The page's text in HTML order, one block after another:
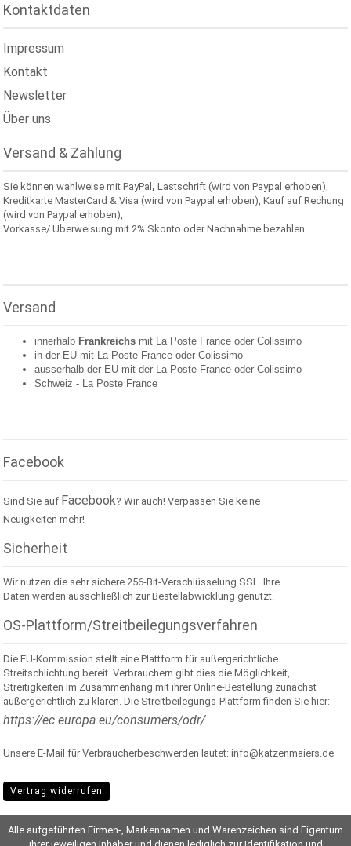
Kontaktdaten
Impressum
Kontakt
Newsletter
Über uns
Versand & Zahlung
Sie können wahlweise mit PayPal,Lastschrift (wird von Paypal erhoben),
Kreditkarte MasterCard & Visa (wird von Paypal erhoben), Kauf auf Rechung
(wird von Paypal erhoben),
Vorkasse/ Überweisung mit 2% Skonto oder Nachnahme bezahlen.
Versand
innerhalb Frankreichs mit La Poste France oderColissimo
in der EU mit La Poste France oderColissimo
ausserhalb der EU mit der La Poste France oderColissimo
Schweiz - La Poste France
Facebook
Sind Sie auf Facebook? Wir auch! Verpassen Sie keine
Neuigkeiten mehr!
Sicherheit
Wir nutzen die sehr sichere 256-Bit-Verschlüsselung SSL. Ihre
Daten werden ausschließlich zur Bestellabwicklung genutzt.
OS-Plattform/Streitbeilegungsverfahren
Die EU-Kommission stellt eine Plattform für außergerichtliche
Streitschlichtung bereit. Verbrauchern gibt dies die Möglichkeit,
Streitigkeiten im Zusammenhang mit ihrer Online-Bestellung zunächst
außergerichtlich zu klären. Die Streitbeilegungs-Plattform finden Sie hier:
https://ec.europa.eu/consumers/odr/
Unsere E-Mail für Verbraucherbeschwerden lautet: info@katzenmaiers.de
Vertrag widerrufen
Alle aufgeführten Firmen-, Markennamen und Warenzeichen sind Eigentum